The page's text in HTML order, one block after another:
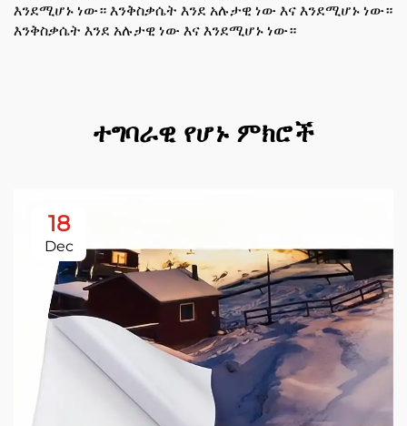
እንደሚሆኑ ነው። እንቅስቃሴት እንደ አሉታዊ ነው እና እንደሚሆኑ ነው።
እንቅስቃሴት እንደ አሉታዊ ነው እና እንደሚሆኑ ነው።
ተግባራዊ የሆኑ ምክሮች
18
Dec